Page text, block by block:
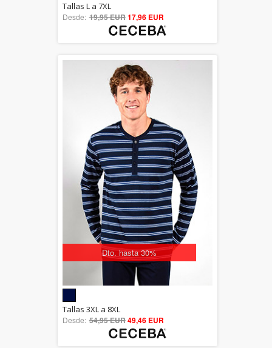
out of 5
Tallas L a 7XL
Desde: 19,95 EUR17,96 EUR
Dto. hasta 30%
5.00
out of 5
Tallas 3XL a 8XL
Desde: 54,95 EUR49,46 EUR